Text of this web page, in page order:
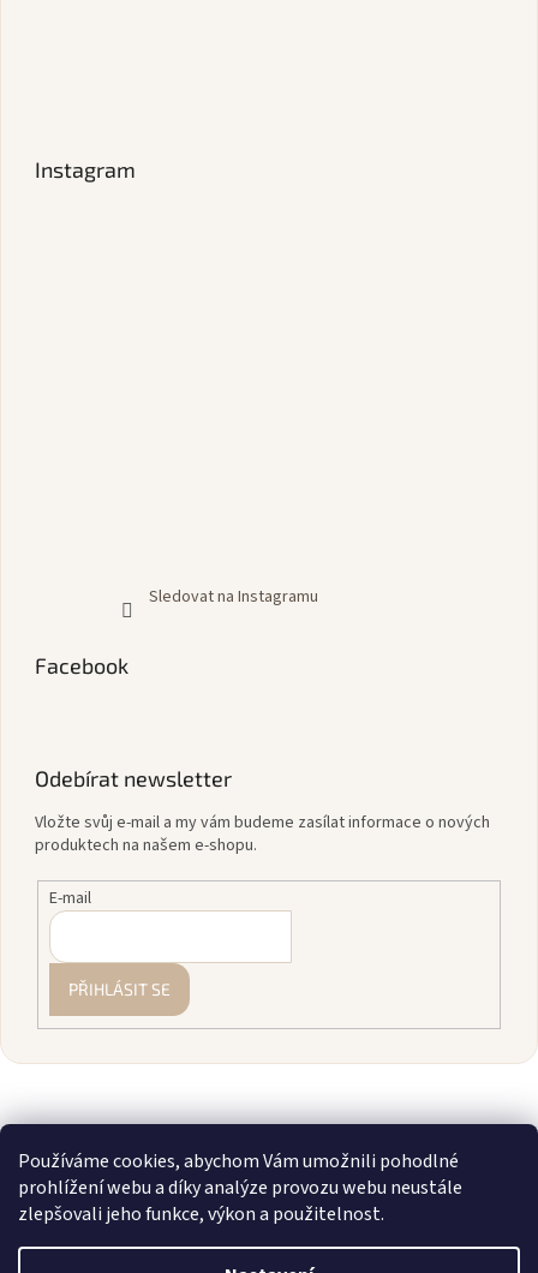
Používáme cookies, abychom Vám umožnili pohodlné
prohlížení webu a díky analýze provozu webu neustále
zlepšovali jeho funkce, výkon a použitelnost.
Instagram
Sledovat na Instagramu
Facebook
Odebírat newsletter
Vložte svůj e-mail a my vám budeme zasílat informace o nových
produktech na našem e-shopu.
E-mail
PŘIHLÁSIT SE
Vytvořil Shoptet